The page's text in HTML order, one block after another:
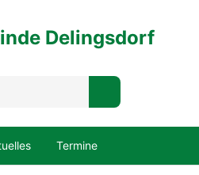
Delingsdorf
Termine